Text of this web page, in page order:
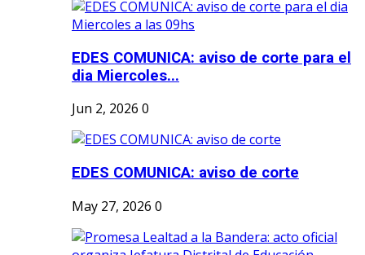
EDES COMUNICA: aviso de corte para el
dia Miercoles...
Jun 2, 2026 0
EDES COMUNICA: aviso de corte
May 27, 2026 0